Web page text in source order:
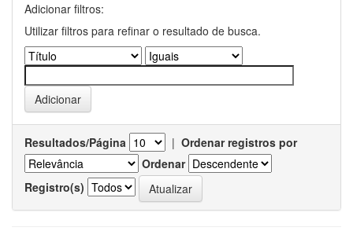
Adicionar filtros:
Utilizar filtros para refinar o resultado de busca.
Resultados/Página | Ordenar registros por
Ordenar
Registro(s)